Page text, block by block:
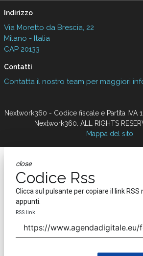
Indirizzo
Via Moretto da Brescia, 22
Milano - Italia
CAP 20133
Contatti
Contatta il nostro team per maggiori
Nextwork360 - Codice fiscale e Partita
Nextwork360. ALL RIGHTS
Mappa del sito
close
Codice Rss
Clicca sul pulsante per copiare il link RSS
appunti.
RSS link